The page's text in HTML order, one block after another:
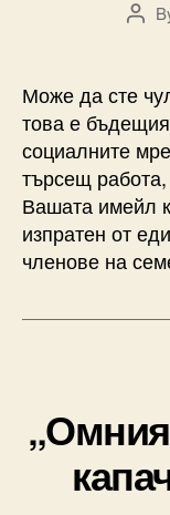
Post
Може да сте
това е
социалните
търсещ
Вашата имейл
изпратен от
членове на